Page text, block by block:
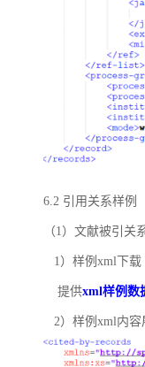
6.2 引用关系样例
（1）文献被引关
1）样例xml下载
提供xml样例数
2）样例xml内容